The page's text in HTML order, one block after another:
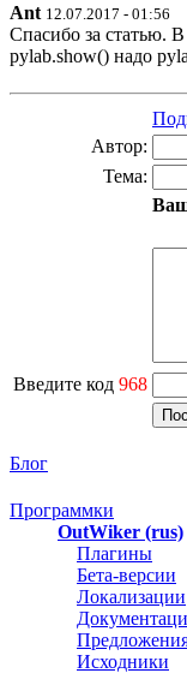
Ant 12.07.2017 - 01:56
Спасибо за статью.
pylab.show() надо
Автор:
Тема:
Введите код 968
Блог
Программки
OutWiker (rus)
Плагины
Бета-версии
Локализации
Исходники